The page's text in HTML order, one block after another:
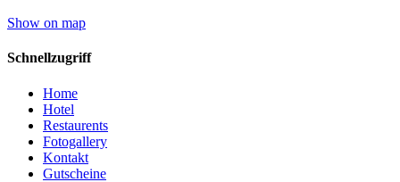
Show on map
Schnellzugriff
Home
Hotel
Restaurents
Fotogallery
Kontakt
Gutscheine